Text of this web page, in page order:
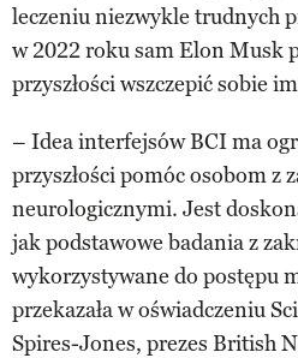
leczeniu niezwykle trudnych
w 2022 roku sam Elon Musk
przyszłości wszczepić sobie
– Idea interfejsów BCI ma
przyszłości pomóc osobom z
neurologicznymi. Jest
jak podstawowe badania z
wykorzystywane do postępu
przekazała w oświadczeniu
Spires-Jones, prezes British